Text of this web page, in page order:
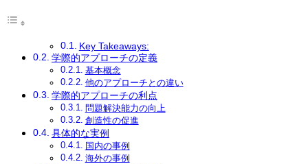
Key Takeaways:
学際的アプローチの定義
基本概念
他のアプローチとの違い
学際的アプローチの利点
問題解決能力の向上
創造性の促進
具体的な実例
国内の事例
海外の事例